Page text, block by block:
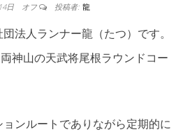
日 オフ 投稿者: 龍
法人ランナー龍（たつ）です。
神山の天武将尾根ラウンドコー
ンルートでありながら定期的に